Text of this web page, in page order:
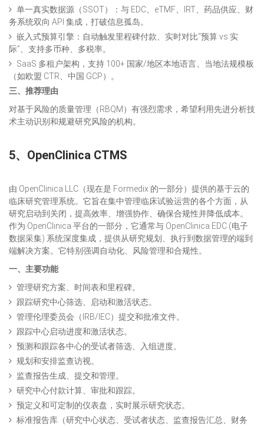
单一真实数据源（SSOT）：与 EDC、eTMF、IRT、药品供应、财
务系统双向 API 集成，打破信息孤岛。
嵌入式预算引擎：自动触发里程碑付款、实时对比“预算 vs 实
际”、支持多币种、多税率。
SaaS 多租户架构，支持 100+ 国家/地区本地语言、当地法规模板
（如欧盟 CTR、中国 GCP）。
三、推荐理由
对基于风险的质量管理（RBQM）有强烈需求，希望利用先进分析技
术主动识别和规避研究风险的机构。
5、OpenClinica CTMS
由 OpenClinica LLC（现在是 Formedix 的一部分）提供的基于云的
临床研究管理系统。它旨在集中管理临床试验运营的各个方面，从
研究启动到关闭，提高效率、增强协作、确保合规性并降低成本。
作为 OpenClinica 平台的一部分，它通常与 OpenClinica EDC (电子
数据采集) 系统深度集成，提供从研究规划、执行到数据管理的端到
端解决方案。它特别强调自动化、风险管理和合规性。
一、主要功能
管理研究方案、时间表和里程碑。
跟踪研究中心筛选、启动和激活状态。
管理伦理委员会（IRB/IEC）提交和批准文件。
跟踪中心启动进度和激活状态。
预测和跟踪各中心的受试者筛选、入组进度。
规划和安排监查访视。
监查报告生成、提交和管理。
研究中心付款计算、审批和跟踪。
预定义和可定制的仪表盘，实时展示研究状态。
标准报告库（研究中心状态、受试者状态、监查报告汇总、财务